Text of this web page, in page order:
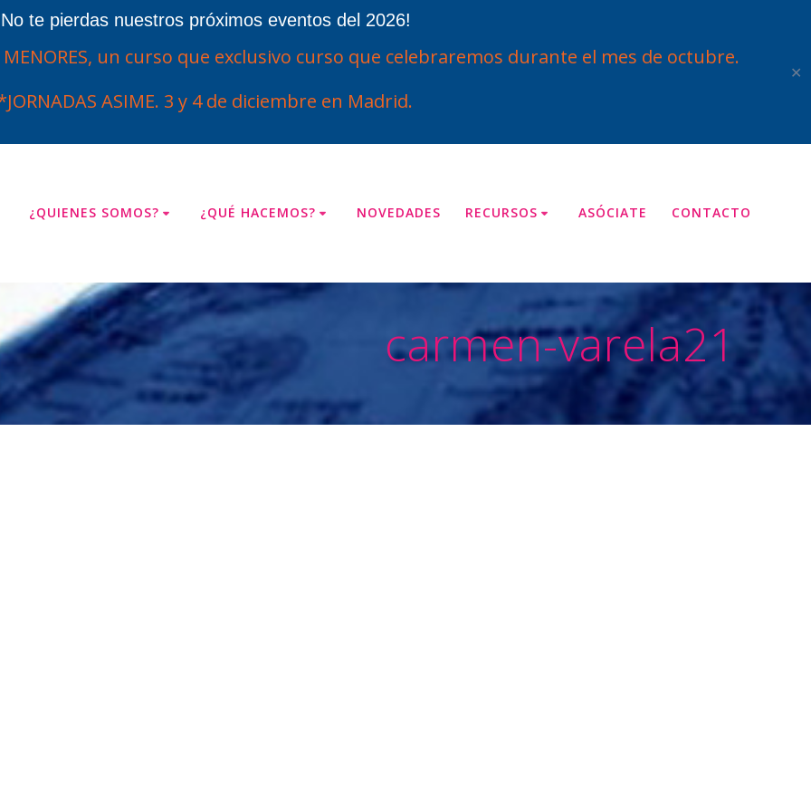
te pierdas nuestros próximos eventos del 2026!
MENORES, un curso que exclusivo curso que celebraremos durante el mes de octubre.
ASIME. 3 y 4 de diciembre en Madrid.
✕
¿QUIENES SOMOS? ¿QUÉ HACEMOS? NOVEDADES RECURSOS ASÓCIATE CONTACTO
carmen-varela21